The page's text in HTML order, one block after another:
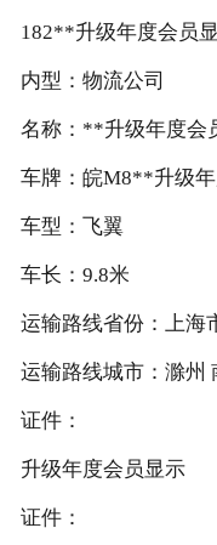
182**升级年度会员
内型：物流公司
名称：**升级年度会
车牌：皖M8**升级
车型：飞翼
车长：9.8米
运输路线省份：上海
运输路线城市：滁州
证件：
升级年度会员显示
证件：